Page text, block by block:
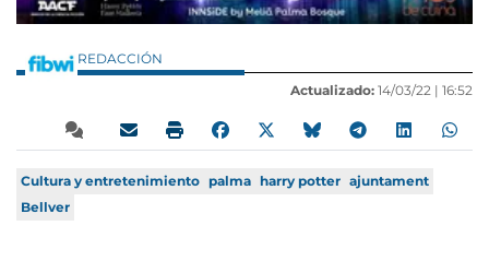
REDACCIÓN
Actualizado: 14/03/22 | 16:52
Cultura y entretenimiento palma harry potter ajuntament
Bellver